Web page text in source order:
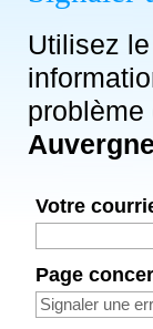
Utilisez
problème
Votre
Page